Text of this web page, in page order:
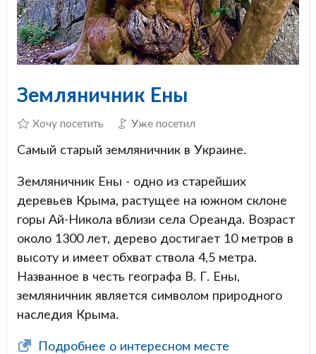
Земляничник Ены
Хочу посетить Уже посетил
Самый старый земляничник в Украине.
Земляничник Ены - одно из старейших
деревьев Крыма, растущее на южном склоне
горы Ай-Никола вблизи села Ореанда. Возраст
около 1300 лет, дерево достигает 10 метров в
высоту и имеет обхват ствола 4,5 метра.
Названное в честь географа В. Г. Ены,
земляничник является символом природного
наследия Крыма.
Подробнее о интересном месте